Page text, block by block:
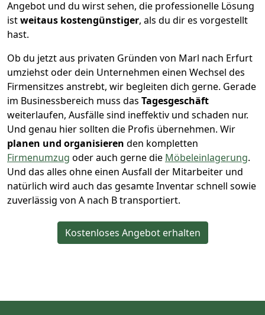
Angebot und du wirst sehen, die professionelle Lösung
istweitaus kostengünstiger, als du dir es vorgestellt
hast.
Ob du jetzt aus privaten Gründen von Marl nach Erfurt
umziehst oder dein Unternehmen einen Wechsel des
Firmensitzes anstrebt, wir begleiten dich gerne. Gerade
im Businessbereich muss das Tagesgeschäft
weiterlaufen, Ausfälle sind ineffektiv und schaden nur.
Und genau hier sollten die Profis übernehmen. Wir
planen und organisieren den kompletten
Firmenumzug oder auch gerne die Möbeleinlagerung.
Und das alles ohne einen Ausfall der Mitarbeiter und
natürlich wird auch das gesamte Inventar schnell sowie
zuverlässig von A nach B transportiert.
Kostenloses Angebot erhalten